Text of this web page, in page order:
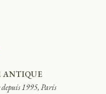
ANTIQUE
1995, Paris